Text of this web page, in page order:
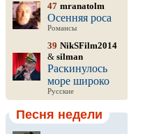
47 mranatolm
Осенняя роса
Романсы
39 NikSFilm2014
& silman
Раскинулось
море широко
Русские
Песня недели